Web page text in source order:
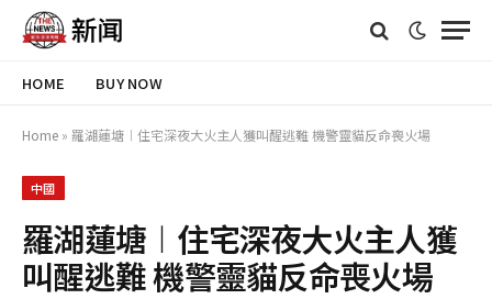
HOME BUY NOW
Home » 羅湖蓮塘︱住宅深夜大火主人獲叫醒逃難 機警靈貓反命喪火場
中國
羅湖蓮塘︱住宅深夜大火主人獲
叫醒逃難 機警靈貓反命喪火場